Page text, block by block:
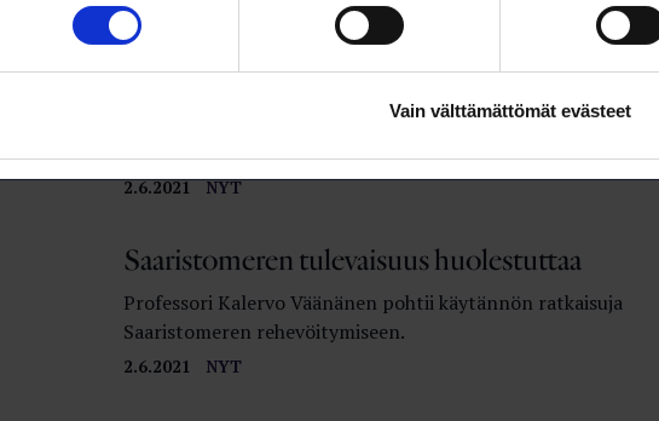
Vain välttämättömät evästeet
2.6.2021 NYT
koronapandemiasta pitäisi oppia?
Ryhmä suomalaisia Life Science -alan toimijoita keskusteli
miten koronakriisi on heihin vaikuttanut tutkimuksen,
tuotekehityksen ja liiketoiminnan alueilla.
2.6.2021 NYT
Saaristomeren tulevaisuus huolestuttaa
Professori Kalervo Väänänen pohtii käytännön ratkaisuja
Saaristomeren rehevöitymiseen.